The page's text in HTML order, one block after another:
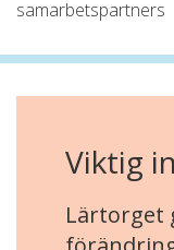
samarbetspartners
Viktig
Lärtorget